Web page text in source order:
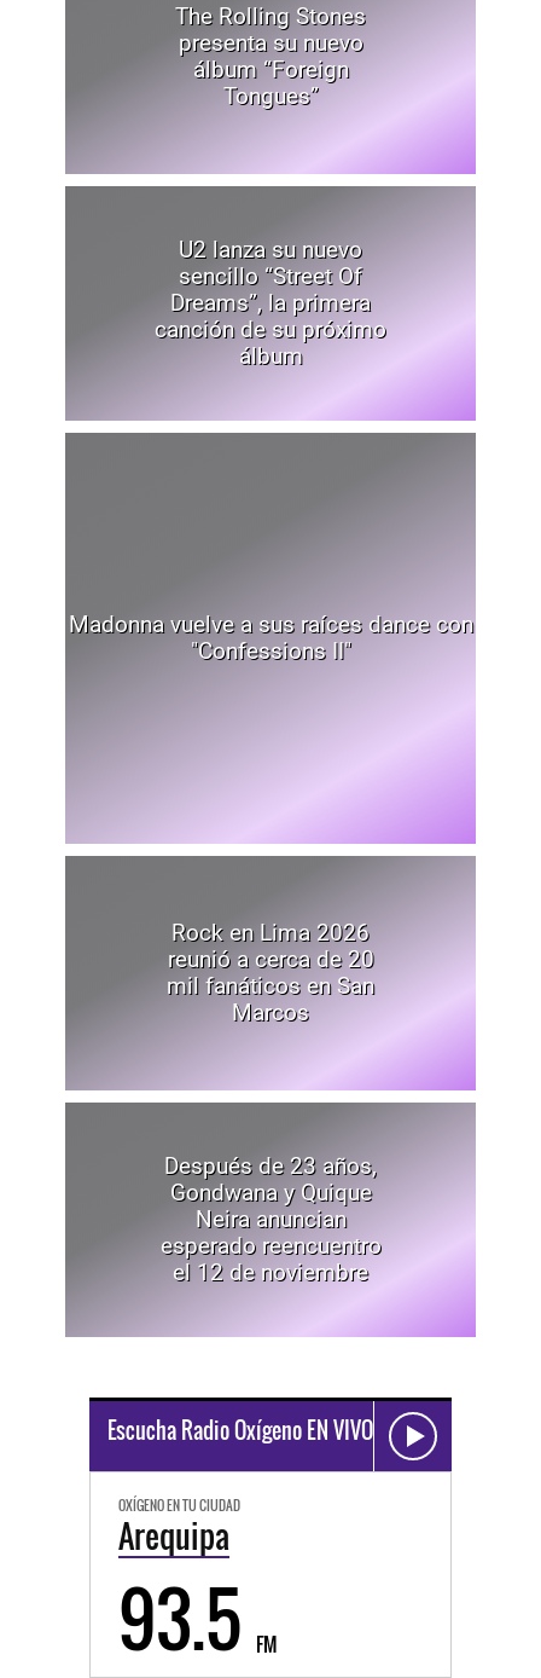
The Rolling Stones
presenta su nuevo
álbum “Foreign
Tongues”
U2 lanza su nuevo
sencillo “Street Of
Dreams”, la primera
canción de su próximo
álbum
Madonna vuelve a sus raíces dance con
"Confessions II"
Rock en Lima 2026
reunió a cerca de 20
mil fanáticos en San
Marcos
Después de 23 años,
Gondwana y Quique
Neira anuncian
esperado reencuentro
el 12 de noviembre
Escucha Radio Oxígeno EN VIVO
OXÍGENO EN TU CIUDAD
Arequipa
93.5 FM